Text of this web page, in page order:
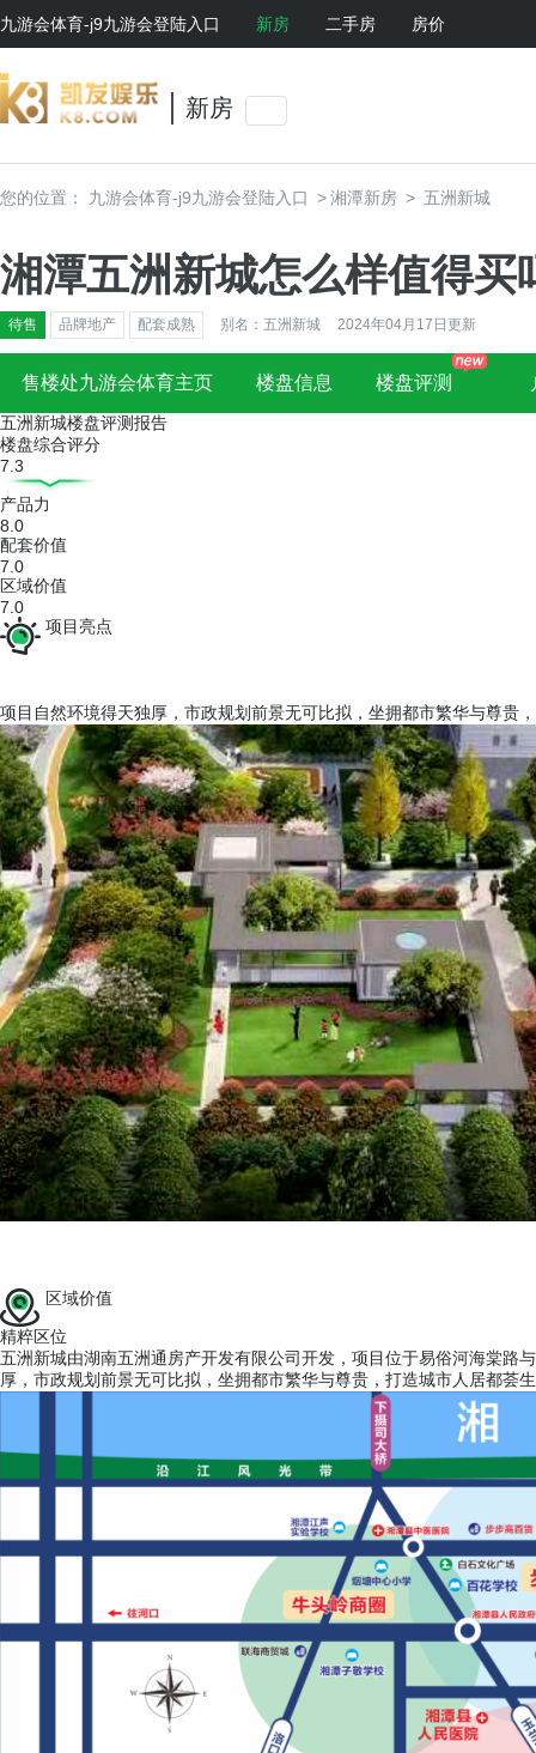
九游会体育-j9九游会登陆入口 新房 二手房 房价
新房
您的位置： 九游会体育-j9九游会登陆入口 >湘潭新房 > 五洲新城
湘潭五洲新城怎么样值得买
待售 品牌地产 配套成熟 别名：五洲新城 2024年04月17日更新
售楼处九游会体育主页 楼盘信息 楼盘评测
五洲新城楼盘评测报告
楼盘综合评分
7.3
产品力
8.0
配套价值
7.0
区域价值
7.0
项目亮点
项目自然环境得天独厚，市政规划前景无可比拟，坐拥都市繁华与尊贵
区域价值
精粹区位
五洲新城由湖南五洲通房产开发有限公司开发，项目位于易俗河海棠路
厚，市政规划前景无可比拟，坐拥都市繁华与尊贵，打造城市人居都荟